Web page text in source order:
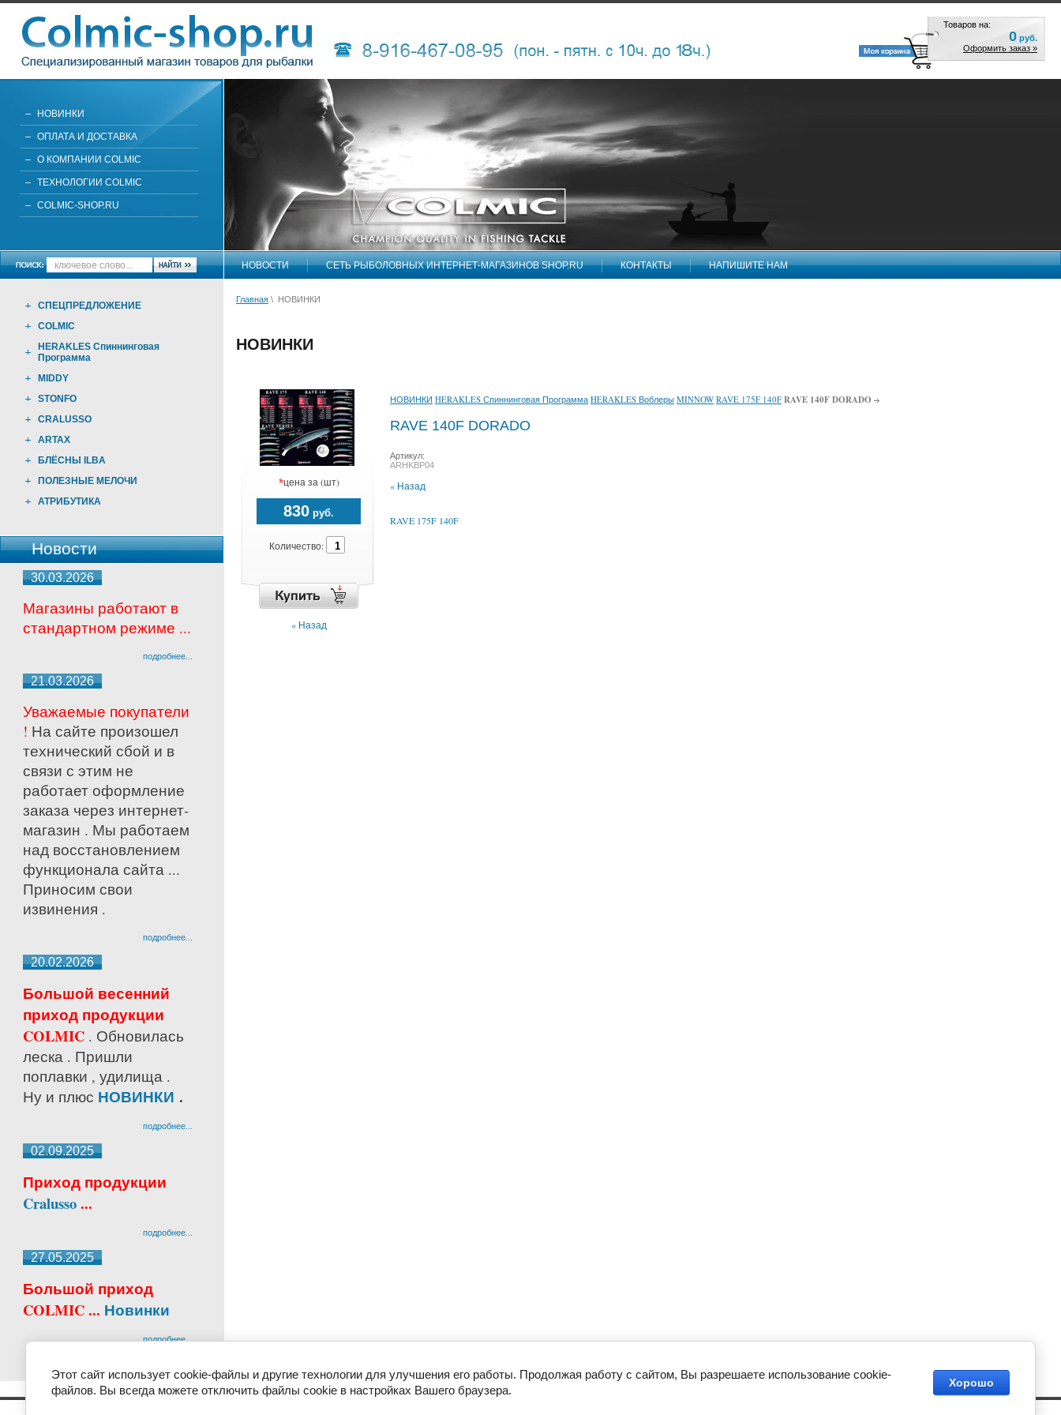
НОВИНКИ
ОПЛАТА И ДОСТАВКА
О КОМПАНИИ COLMIC
ТЕХНОЛОГИИ COLMIC
COLMIC-SHOP.RU
СПЕЦПРЕДЛОЖЕНИЕ
COLMIC
HERAKLES Спиннинговая
Программа
MIDDY
STONFO
CRALUSSO
ARTAX
БЛЁСНЫ ILBA
ПОЛЕЗНЫЕ МЕЛОЧИ
АТРИБУТИКА
Новости
30.03.2026
Магазины работают в
стандартном режиме ...
подробнее...
21.03.2026
Уважаемые покупатели
! На сайте произошел
технический сбой и в
связи с этим не
работает оформление
заказа через интернет-
магазин . Мы работаем
над восстановлением
функционала сайта ...
Приносим свои
извинения .
подробнее...
20.02.2026
Большой весенний
приход продукции
COLMIC . Обновилась
леска . Пришли
поплавки , удилища .
Ну и плюс НОВИНКИ .
подробнее...
02.09.2025
Приход продукции
Cralusso...
подробнее...
27.05.2025
Большой приход
COLMIC ... Новинки
подробнее...
Товаров на:
0 руб.
Оформить заказ »
НОВОСТИ СЕТЬ РЫБОЛОВНЫХ ИНТЕРНЕТ-МАГАЗИНОВ SHOP.RU КОНТАКТЫ НАПИШИТЕ НАМ
Главная \ НОВИНКИ
НОВИНКИ
*цена за (шт)
830 руб.
Количество:
« Назад
НОВИНКИ HERAKLES Спиннинговая Программа HERAKLES Воблеры MINNOW RAVE 175F 140F RAVE 140F DORADO
RAVE 140F DORADO
Артикул:
ARHKBP04
« Назад
RAVE 175F 140F
Этот сайт использует cookie-файлы и другие технологии для улучшения его работы. Продолжая работу с сайтом, Вы разрешаете использование cookie-
файлов. Вы всегда можете отключить файлы cookie в настройках Вашего браузера.
Хорошо